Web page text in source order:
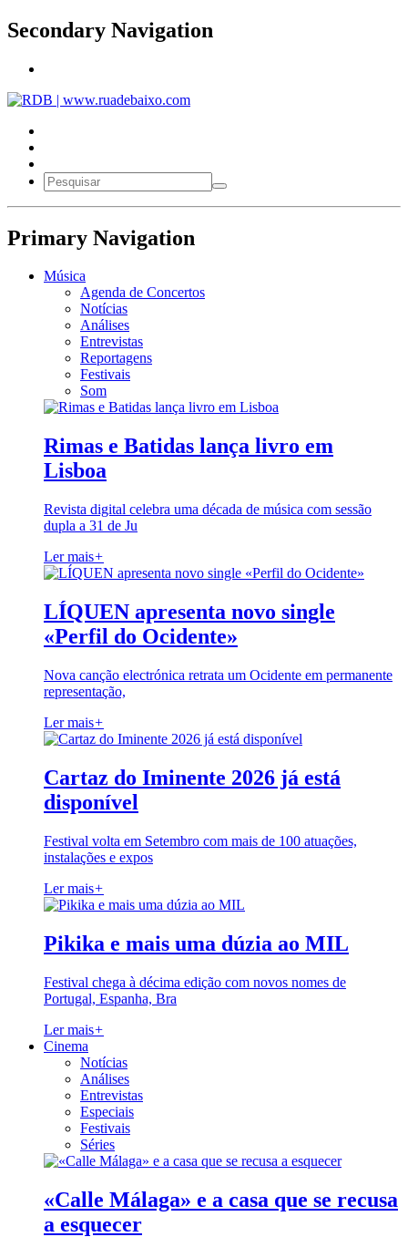
Secondary Navigation
Primary Navigation
Música
Agenda de Concertos
Notícias
Análises
Entrevistas
Reportagens
Festivais
Som
Rimas e Batidas lança livro em
Lisboa
Revista digital celebra uma década de música com sessão
dupla a 31 de Ju
Ler mais+
LÍQUEN apresenta novo single
«Perfil do Ocidente»
Nova canção electrónica retrata um Ocidente em permanente
representação,
Ler mais+
Cartaz do Iminente 2026 já está
disponível
Festival volta em Setembro com mais de 100 atuações,
instalações e expos
Ler mais+
Pikika e mais uma dúzia ao MIL
Festival chega à décima edição com novos nomes de
Portugal, Espanha, Bra
Ler mais+
Cinema
Notícias
Análises
Entrevistas
Especiais
Festivais
Séries
«Calle Málaga» e a casa que se recusa
a esquecer